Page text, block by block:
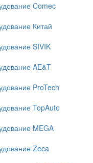
Comec
Китай
SIVIK
AE&T
ProTech
TopAuto
MEGA
Zeca